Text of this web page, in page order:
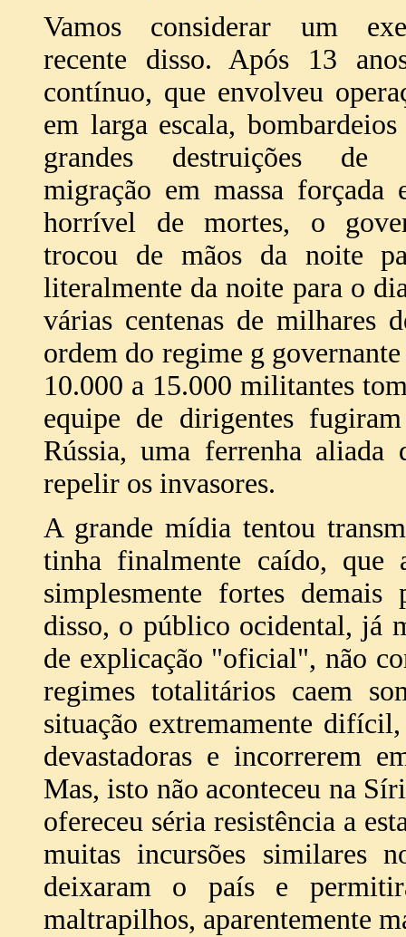
Vamos considerar um
recente disso. Após 13
contínuo, que envolveu
em larga escala, bombardeios
grandes destruições de
migração em massa forçada
horrível de mortes, o
trocou de mãos da noite
literalmente da noite para o
várias centenas de milhares
ordem do regime g
10.000 a 15.000 militantes
equipe de dirigentes
Rússia, uma ferrenha
repelir os invasores.
A grande mídia tentou
tinha finalmente caído, que
simplesmente fortes
disso, o público ocidental, já
de explicação "oficial", não
regimes totalitários caem
situação extremamente
devastadoras e incorrerem
Mas, isto não aconteceu na
ofereceu séria resistência a
muitas incursões similares
deixaram o país e
maltrapilhos, aparentemente